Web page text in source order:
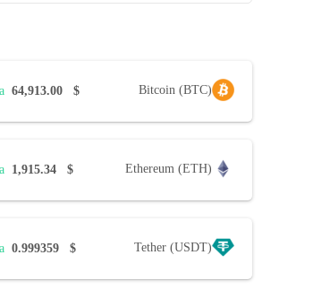
Bitcoin (BTC)
$
64,913.00
Ethereum (ETH)
$
1,915.34
Tether (USDT)
$
0.999359